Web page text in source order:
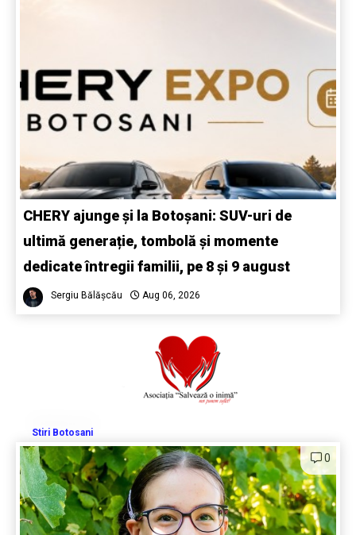
CHERY ajunge și la Botoșani: SUV-uri de
ultimă generație, tombolă și momente
dedicate întregii familii, pe 8 și 9 august
Sergiu Bălășcău Aug 06, 2026
Stiri Botosani
0